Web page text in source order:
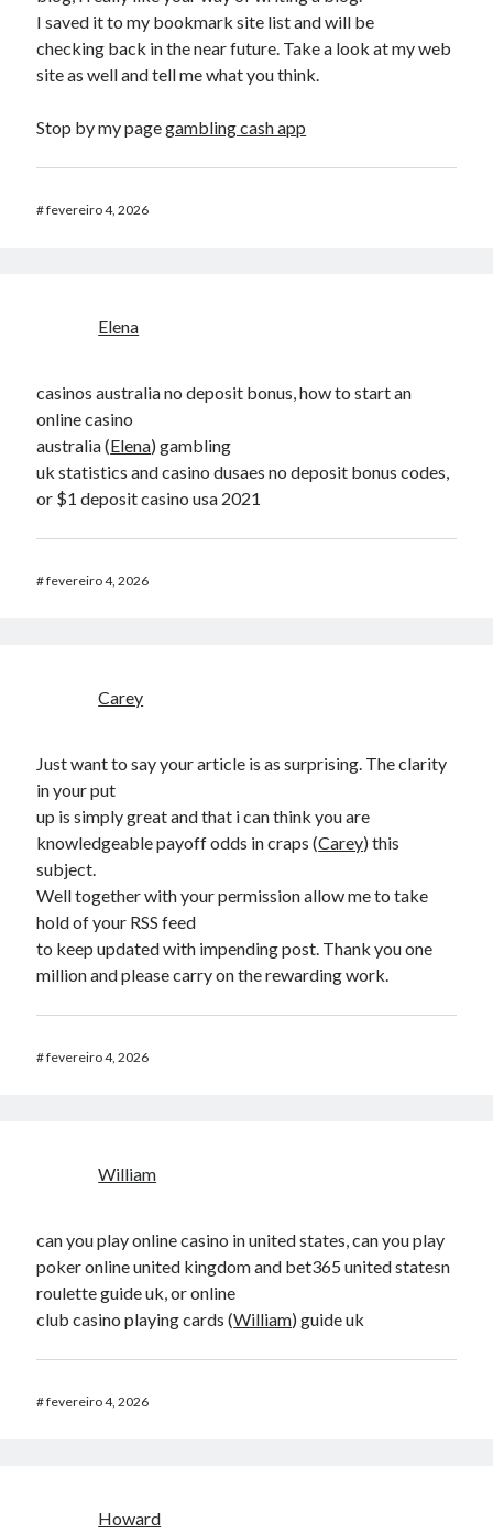
I saved it to my bookmark site list and will be
checking back in the near future. Take a look at my web
site as well and tell me what you think.
Stop by my pagegambling cash app
#fevereiro 4, 2026
Elena
casinos australia no deposit bonus, how to start an
online casino
australia (Elena) gambling
uk statistics and casino dusaes no deposit bonus codes,
or $1 deposit casino usa 2021
#fevereiro 4, 2026
Carey
Just want to say your article is as surprising. The clarity
in your put
up is simply great and that i can think you are
knowledgeable payoff odds in craps (Carey) this
subject.
Well together with your permission allow me to take
hold of your RSS feed
to keep updated with impending post. Thank you one
million and please carry on the rewarding work.
#fevereiro 4, 2026
William
can you play online casino in united states, can you play
poker online united kingdom and bet365 united statesn
roulette guide uk, or online
club casino playing cards (William) guide uk
#fevereiro 4, 2026
Howard